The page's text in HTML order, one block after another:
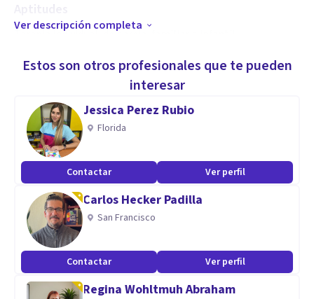
Aptitudes
Terapia individual, de pareja, familiar o infantil.
Ver descripción completa
Estos son otros profesionales que te pueden
interesar
Jessica Perez Rubio
Florida
Contactar Ver perfil
Carlos Hecker Padilla
San Francisco
Contactar Ver perfil
Regina Wohltmuh Abraham